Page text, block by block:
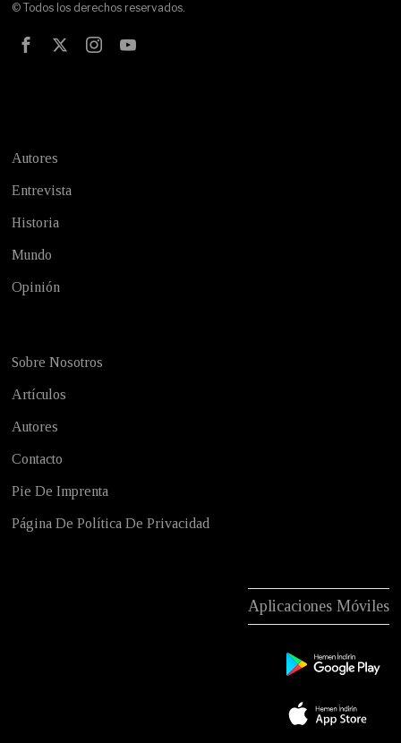
© Todos los derechos reservados.
Autores
Entrevista
Historia
Mundo
Opinión
Sobre Nosotros
Artículos
Autores
Contacto
Pie De Imprenta
Página De Política De Privacidad
Aplicaciones Móviles